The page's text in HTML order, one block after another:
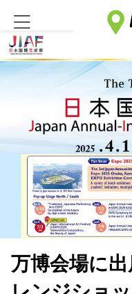
万博会場に